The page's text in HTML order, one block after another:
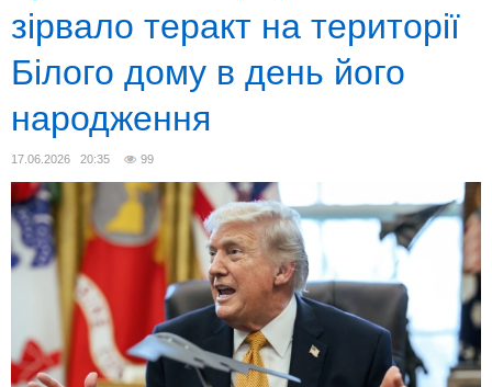
зірвало теракт на території
Білого дому в день його
народження
17.06.2026 20:35 99